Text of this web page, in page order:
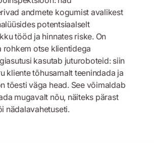
andmete kogumist avalikest
potentsiaalselt
tööd ja hinnates riske. On
rohkem otse klientidega
kasutab juturoboteid: siin
kliente tõhusamalt teenindada ja
tõesti väga head. See võimaldab
mugavalt nõu, näiteks pärast
nädalavahetuseti.